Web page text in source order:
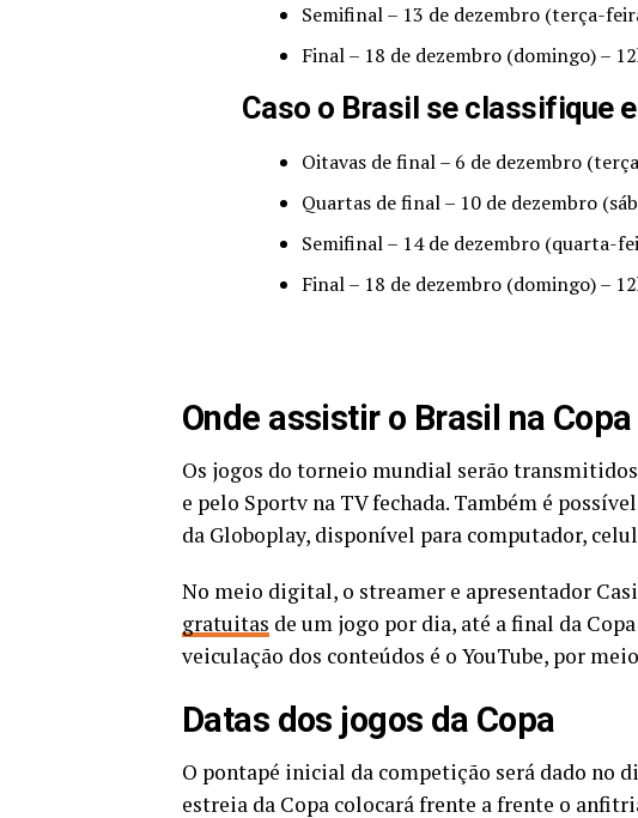
Semifinal – 13 de dezembro (terça-
Final – 18 de dezembro (domingo) –
Caso o Brasil se classifique
Oitavas de final – 6 de dezembro
Quartas de final – 10 de dezembro
Semifinal – 14 de dezembro (quarta-
Final – 18 de dezembro (domingo) –
Onde assistir o Brasil na
Os jogos do torneio mundial serão
e pelo Sportv na TV fechada. Também é possível
da Globoplay, disponível para computador,
No meio digital, o streamer e apresentador
gratuitas de um jogo por dia, até a final da
veiculação dos conteúdos é o YouTube, por
Datas dos jogos da Copa
O pontapé inicial da competição será dado no
estreia da Copa colocará frente a frente o